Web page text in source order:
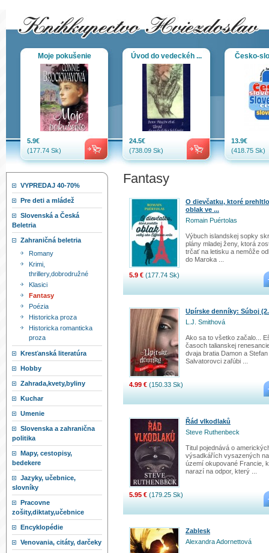
Moje pokušenie
5.9€
(177.74 Sk)
Úvod do vedeckéh ...
24.5€
(738.09 Sk)
Česko-
13.9€
(418.75 Sk)
VYPREDAJ 40-70%
Pre deti a mládež
Slovenská a Česká
Beletria
Zahraničná beletria
Romany
Krimi,
thrillery,dobrodružné
Klasici
Fantasy
Poézia
Historicka proza
Historicka romanticka
proza
Kresťanská literatúra
Hobby
Zahrada,kvety,byliny
Kuchar
Umenie
Slovenska a zahranična
politika
Mapy, cestopisy,
bedekere
Jazyky, učebnice,
slovníky
Pracovne
zošity,diktaty,učebnice
Encyklopédie
Venovania, citáty, darčeky
Fantasy
O dievčatku, ktoré prehltlo
oblak ve ...
Romain Puértolas
Výbuch islandskej sopky
plány mladej ženy, ktorá
trčať na letisku a nemôže
do Maroka ...
5.9 € (177.74 Sk)
Upírske denníky: Súboj
L.J. Smithová
Ako sa to všetko začalo...
časoch talianskej
dvaja bratia Damon a Stefan
Salvatorovci zaľúbi ...
4.99 € (150.33 Sk)
Řád vlkodlaků
Steve Ruthenbeck
Titul pojednává o
výsadkářích vysazených na
území okupované Francie,
narazí na odpor, který ...
5.95 € (179.25 Sk)
Zablesk
Alexandra Adornettová